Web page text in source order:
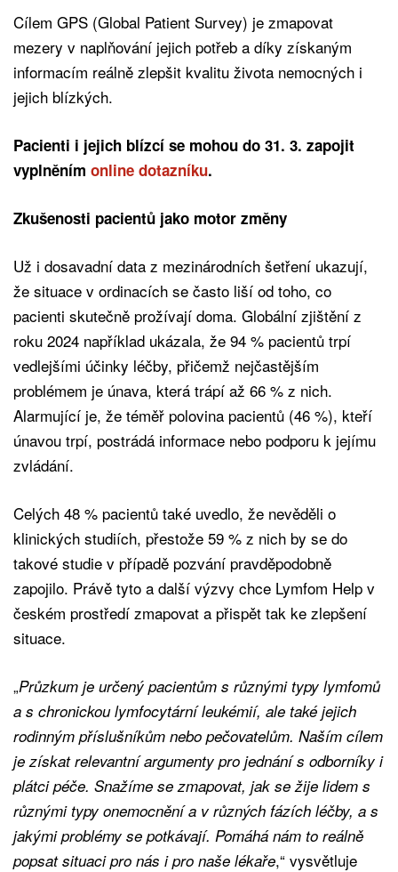
Cílem GPS (Global Patient Survey) je zmapovat
mezery v naplňování jejich potřeb a díky získaným
informacím reálně zlepšit kvalitu života nemocných i
jejich blízkých.
Pacienti i jejich blízcí se mohou do 31. 3. zapojit
vyplněním online dotazníku.
Zkušenosti pacientů jako motor změny
Už i dosavadní data z mezinárodních šetření ukazují,
že situace v ordinacích se často liší od toho, co
pacienti skutečně prožívají doma. Globální zjištění z
roku 2024 například ukázala, že 94 % pacientů trpí
vedlejšími účinky léčby, přičemž nejčastějším
problémem je únava, která trápí až 66 % z nich.
Alarmující je, že téměř polovina pacientů (46 %), kteří
únavou trpí, postrádá informace nebo podporu k jejímu
zvládání.
Celých 48 % pacientů také uvedlo, že nevěděli o
klinických studiích, přestože 59 % z nich by se do
takové studie v případě pozvání pravděpodobně
zapojilo. Právě tyto a další výzvy chce Lymfom Help v
českém prostředí zmapovat a přispět tak ke zlepšení
situace.
„Průzkum je určený pacientům s různými typy lymfomů
a s chronickou lymfocytární leukémií, ale také jejich
rodinným příslušníkům nebo pečovatelům. Naším cílem
je získat relevantní argumenty pro jednání s odborníky i
plátci péče. Snažíme se zmapovat, jak se žije lidem s
různými typy onemocnění a v různých fázích léčby, a s
jakými problémy se potkávají. Pomáhá nám to reálně
popsat situaci pro nás i pro naše lékaře,“ vysvětluje